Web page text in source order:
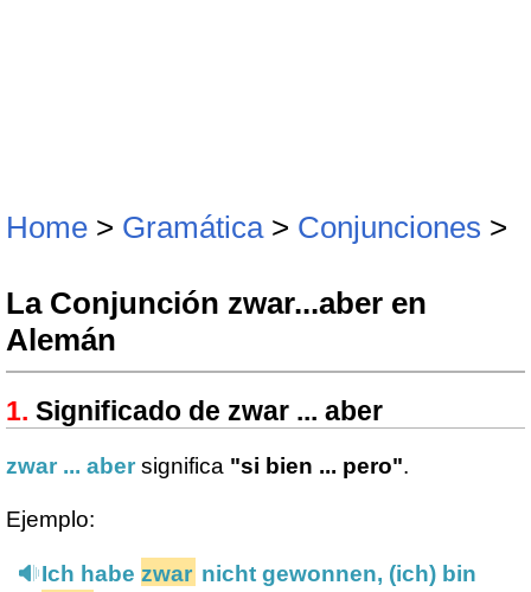
Home > Gramática> Conjunciones >
La Conjunción zwar...aber en
Alemán
Significado de zwar ... aber
zwar ... aber significa "si bien ... pero".
Ejemplo:
Ich habe zwar nicht gewonnen, (ich) bin